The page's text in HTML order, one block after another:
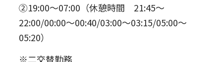
②19:00～07:00（休憩時間 21:45～
22:00/00:00～00:40/03:00～03:15/05:00～
05:20）
※二交替勤務